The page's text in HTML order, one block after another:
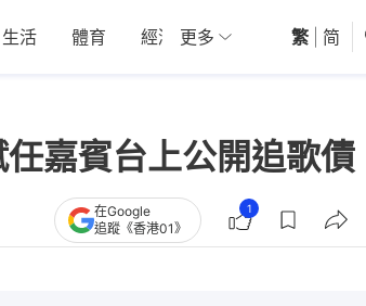
生活 體育 經濟 01深圳 觀點
更多 繁 简
嘉賓台上公開追歌債
在Google
追蹤《香港01》
1